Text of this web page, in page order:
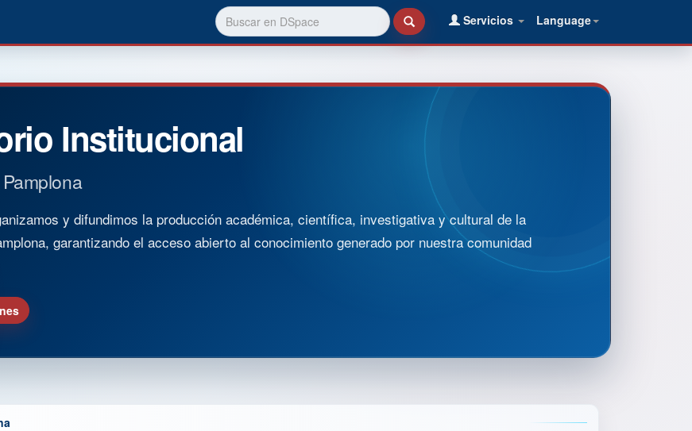
Language
Servicios
Institucional
y difundimos la producción académica, científica, investigativa y cultural de la
garantizando el acceso abierto al conocimiento generado por nuestra comunidad